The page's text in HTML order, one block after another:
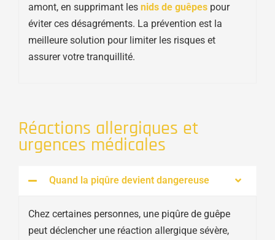
amont, en supprimant les nids de guêpes pour
éviter ces désagréments. La prévention est la
meilleure solution pour limiter les risques et
assurer votre tranquillité.
Réactions allergiques et
urgences médicales
Quand la piqûre devient dangereuse
Chez certaines personnes, une piqûre de guêpe
peut déclencher une réaction allergique sévère,